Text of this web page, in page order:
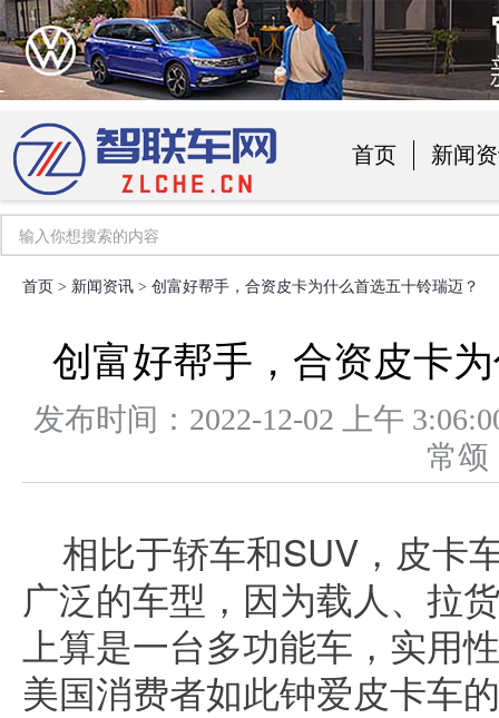
首页 新闻
首页 > 新闻资讯 > 创富好帮手，合资皮卡为什么首选五十铃瑞迈？
创富好帮手，合资皮卡
发布时间：2022-12-02 上午
常
相比于轿车和SUV，皮卡
广泛的车型，因为载人、拉
上算是一台多功能车，实用
美国消费者如此钟爱皮卡车